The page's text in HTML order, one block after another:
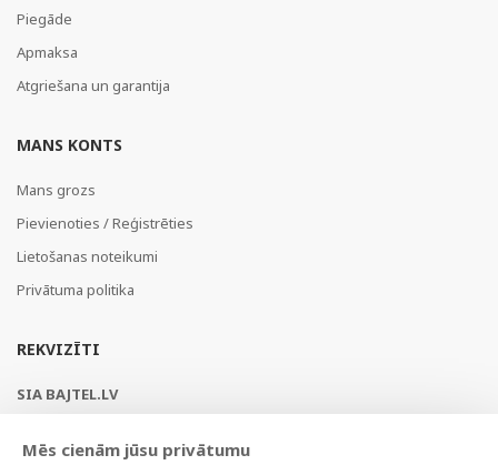
Piegāde
Apmaksa
Atgriešana un garantija
MANS KONTS
Mans grozs
Pievienoties / Reģistrēties
Lietošanas noteikumi
Privātuma politika
REKVIZĪTI
SIA BAJTEL.LV
Brīvības gatve 214b, Rīga, LV-1039, Latvija
Mēs cienām jūsu privātumu